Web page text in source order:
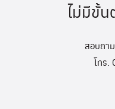
ไม่มีขั้น
สอบถา
โทร.